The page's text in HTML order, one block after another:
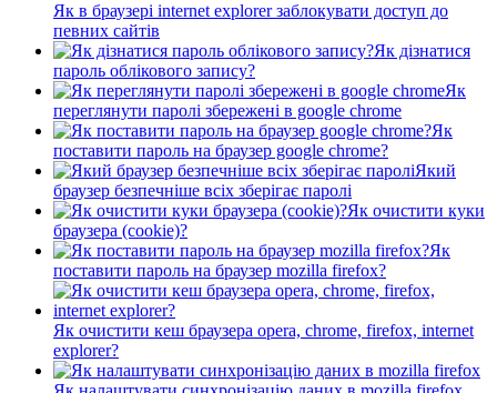
Як в браузері internet explorer заблокувати доступ до
певних сайтів
Як дізнатися
пароль облікового запису?
Як
переглянути паролі збережені в google chrome
Як
поставити пароль на браузер google chrome?
Який
браузер безпечніше всіх зберігає паролі
Як очистити куки
браузера (cookie)?
Як
поставити пароль на браузер mozilla firefox?
Як очистити кеш браузера opera, chrome, firefox, internet
explorer?